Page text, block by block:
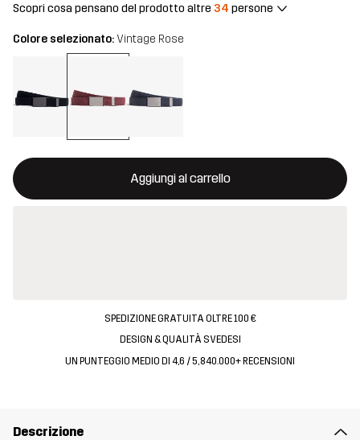
Scopri cosa pensano del prodotto altre 34 persone
Colore selezionato: Vintage Rose
Aggiungi al carrello
Questo tasto aprirà una finestra modale per confermare un
{{size}} non disponibile
SPEDIZIONE GRATUITA OLTRE 100 €
DESIGN & QUALITÀ SVEDESI
UN PUNTEGGIO MEDIO DI 4,6 / 5, 840.000+ RECENSIONI
Descrizione